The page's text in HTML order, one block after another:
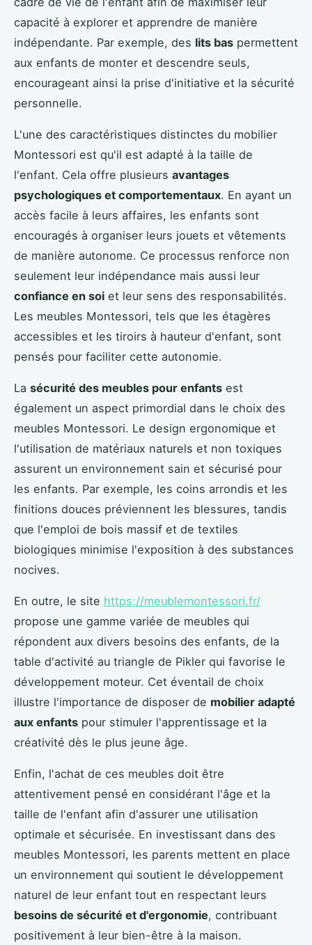
capacité à explorer et apprendre de manière
indépendante. Par exemple, des lits bas permettent
aux enfants de monter et descendre seuls,
encourageant ainsi la prise d'initiative et la sécurité
personnelle.
L'une des caractéristiques distinctes du mobilier
Montessori est qu'il est adapté à la taille de
l'enfant. Cela offre plusieurs avantages
psychologiques et comportementaux. En ayant un
accès facile à leurs affaires, les enfants sont
encouragés à organiser leurs jouets et vêtements
de manière autonome. Ce processus renforce non
seulement leur indépendance mais aussi leur
confiance en soi et leur sens des responsabilités.
Les meubles Montessori, tels que les étagères
accessibles et les tiroirs à hauteur d'enfant, sont
pensés pour faciliter cette autonomie.
La sécurité des meubles pour enfants est
également un aspect primordial dans le choix des
meubles Montessori. Le design ergonomique et
l'utilisation de matériaux naturels et non toxiques
assurent un environnement sain et sécurisé pour
les enfants. Par exemple, les coins arrondis et les
finitions douces préviennent les blessures, tandis
que l'emploi de bois massif et de textiles
biologiques minimise l'exposition à des substances
nocives.
En outre, le site https://meublemontessori.fr/
propose une gamme variée de meubles qui
répondent aux divers besoins des enfants, de la
table d'activité au triangle de Pikler qui favorise le
développement moteur. Cet éventail de choix
illustre l'importance de disposer de mobilier adapté
aux enfants pour stimuler l'apprentissage et la
créativité dès le plus jeune âge.
Enfin, l'achat de ces meubles doit être
attentivement pensé en considérant l'âge et la
taille de l'enfant afin d'assurer une utilisation
optimale et sécurisée. En investissant dans des
meubles Montessori, les parents mettent en place
un environnement qui soutient le développement
naturel de leur enfant tout en respectant leurs
besoins de sécurité et d'ergonomie, contribuant
positivement à leur bien-être à la maison.